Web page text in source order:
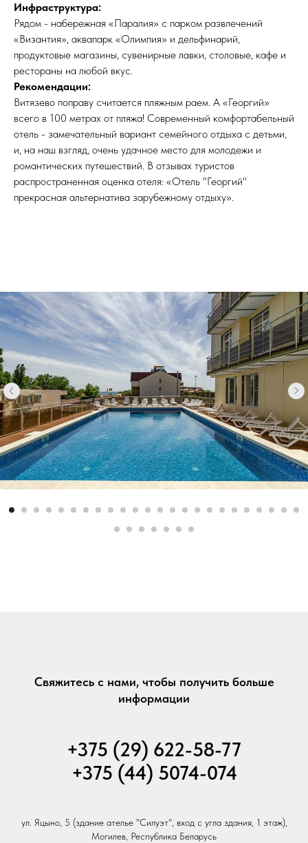
Инфраструктура:
Рядом - набережная «Паралия» с парком развлечений
«Византия», аквапарк «Олимпия» и дельфинарий,
продуктовые магазины, сувенирные лавки, столовые, кафе и
рестораны на любой вкус.
Рекомендации:
Витязево поправу считается пляжным раем. А «Георгий»
всего в 100 метрах от пляжа! Современный комфортабельный
отель - замечательный вариант семейного отдыха с детьми,
и, на наш взгляд, очень удачное место для молодежи и
романтических путешествий. В отзывах туристов
распространенная оценка отеля: «Отель "Георгий"
прекрасная альтернатива зарубежному отдыху».
Свяжитесь с нами, чтобы получить больше
информации
+375 (29) 622-58-77
+375 (44) 5074-074
ул. Яцыно, 5 (здание ателье "Силуэт", вход с угла здания, 1 этаж),
Могилев, Республика Беларусь